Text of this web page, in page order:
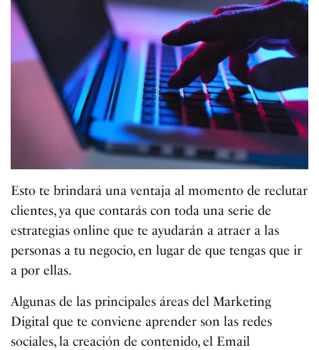
Esto te brindará una ventaja al momento de reclutar
clientes, ya que contarás con toda una serie de
estrategias online que te ayudarán a atraer a las
personas a tu negocio, en lugar de que tengas que ir
a por ellas.
Algunas de las principales áreas del Marketing
Digital que te conviene aprender son las redes
sociales, la creación de contenido, el Email